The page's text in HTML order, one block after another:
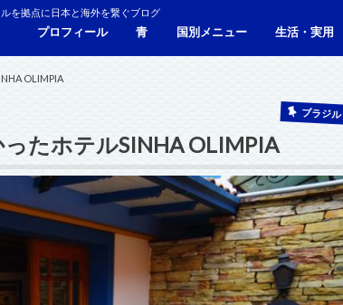
を拠点に日本と海外を繋ぐブログ
プロフィール 青 国別メニュー 生活・実用
OLIMPIA
ブラジル
たホテルSINHA OLIMPIA